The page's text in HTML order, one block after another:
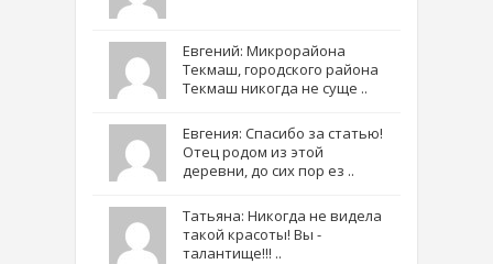
Евгений: Микрорайона
Текмаш, городского района
Текмаш никогда не суще ..
Евгения: Спасибо за статью!
Отец родом из этой
деревни, до сих пор ез ..
Татьяна: Никогда не видела
такой красоты! Вы -
талантище!!! ..